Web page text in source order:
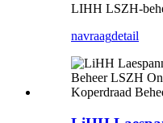
LIHH LSZH-
navraagdetail